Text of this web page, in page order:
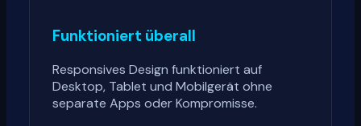
Funktioniert überall
Responsives Design funktioniert auf
Desktop, Tablet und Mobilgerät ohne
separate Apps oder Kompromisse.